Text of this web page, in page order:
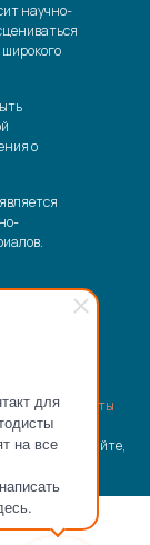
для
на все
научно-
о
и высшего
|Возврат оплаты
на сайте,